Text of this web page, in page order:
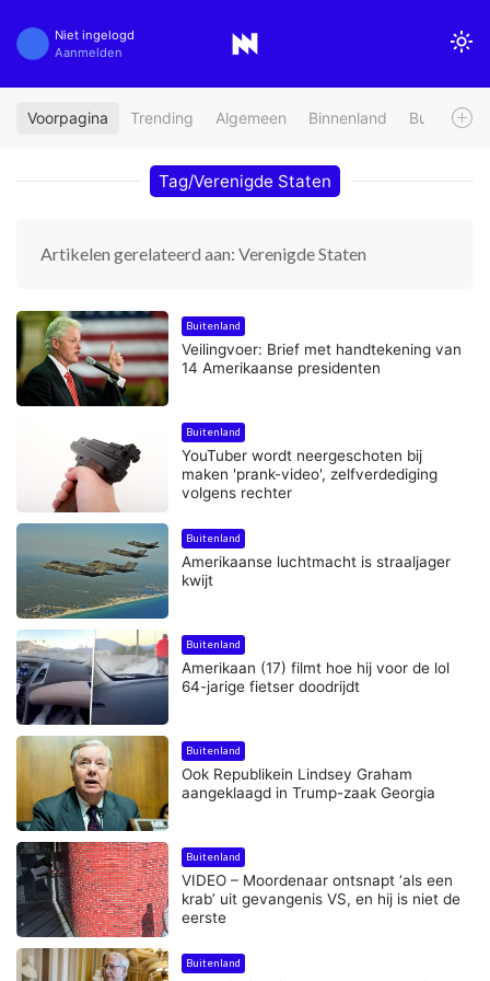
Niet ingelogd
Aanmelden
Voorpagina Trending Algemeen Binnenland Buitenland
Tag/Verenigde Staten
Artikelen gerelateerd aan: Verenigde Staten
Buitenland
Veilingvoer: Brief met handtekening van
14 Amerikaanse presidenten
Buitenland
YouTuber wordt neergeschoten bij
maken 'prank-video', zelfverdediging
volgens rechter
Buitenland
Amerikaanse luchtmacht is straaljager
kwijt
Buitenland
Amerikaan (17) filmt hoe hij voor de lol
64-jarige fietser doodrijdt
Buitenland
Ook Republikein Lindsey Graham
aangeklaagd in Trump-zaak Georgia
Buitenland
VIDEO – Moordenaar ontsnapt ‘als een
krab’ uit gevangenis VS, en hij is niet de
eerste
Buitenland